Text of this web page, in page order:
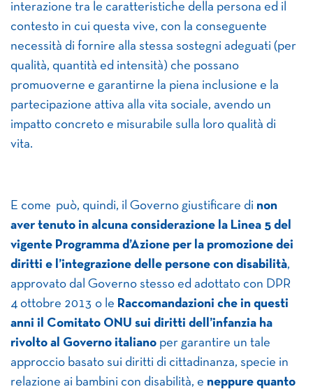
interazione tra le caratteristiche della persona ed il
contesto in cui questa vive, con la conseguente
necessità di fornire alla stessa sostegni adeguati (per
qualità, quantità ed intensità) che possano
promuoverne e garantirne la piena inclusione e la
partecipazione attiva alla vita sociale, avendo un
impatto concreto e misurabile sulla loro qualità di
vita.
E come può, quindi, il Governo giustificare di non
aver tenuto in alcuna considerazione la Linea 5 del
vigente Programma d’Azione per la promozione dei
diritti e l’integrazione delle persone con disabilità,
approvato dal Governo stesso ed adottato con DPR
4 ottobre 2013 o le Raccomandazioni che in questi
anni il Comitato ONU sui diritti dell’infanzia ha
rivolto al Governo italiano per garantire un tale
approccio basato sui diritti di cittadinanza, specie in
relazione ai bambini con disabilità, e neppure quanto